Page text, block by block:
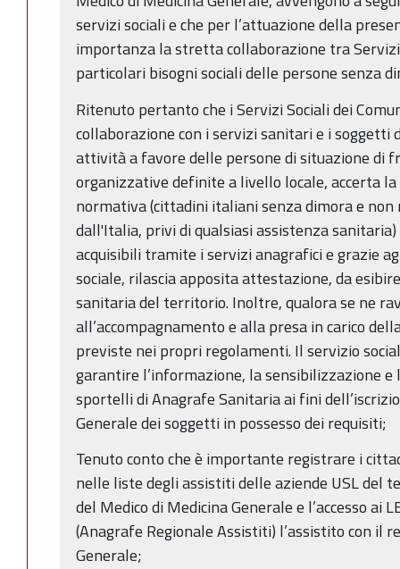
servizi sociali e che per l’attuazione della
importanza la stretta collaborazione tra
particolari bisogni sociali delle persone senza
Ritenuto pertanto che i Servizi Sociali dei
collaborazione con i servizi sanitari e i soggetti
attività a favore delle persone di situazione di
organizzative definite a livello locale, accerta
normativa (cittadini italiani senza dimora e
dall'Italia, privi di qualsiasi assistenza
acquisibili tramite i servizi anagrafici e grazie
sociale, rilascia apposita attestazione, da
sanitaria del territorio. Inoltre, qualora se ne
all’accompagnamento e alla presa in carico
previste nei propri regolamenti. Il servizio
garantire l’informazione, la sensibilizzazione e
sportelli di Anagrafe Sanitaria ai fini
Generale dei soggetti in possesso dei requisiti;
Tenuto conto che è importante registrare i
nelle liste degli assistiti delle aziende USL del
del Medico di Medicina Generale e l’accesso ai
(Anagrafe Regionale Assistiti) l’assistito con il
Generale;